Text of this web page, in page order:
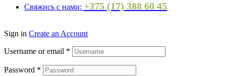
Свяжись с нами: +375 (17) 388 60 45
Sign in Create an Account
Username or email *
Password *